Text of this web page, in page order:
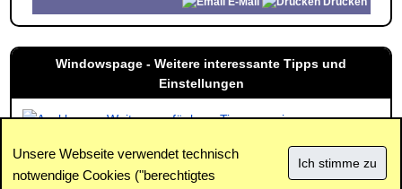
Windowspage - Weitere interessante Tipps und
Einstellungen
Weitere verfügbare Tipps anzeigen
Unsere Webseite verwendet technisch
notwendige Cookies ("berechtigtes